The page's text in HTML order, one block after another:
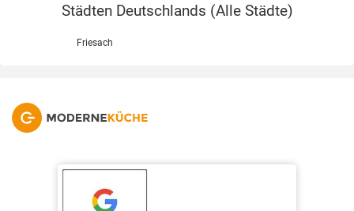
Städten Deutschlands (Alle Städte)
Friesach